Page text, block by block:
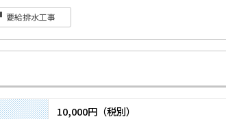
要給排水工事
10,000円（税別）